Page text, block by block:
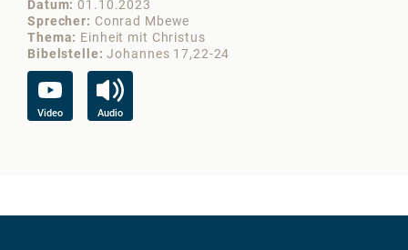
Datum 01.10.2023
Sprecher
Conrad Mbewe
Thema
Einheit mit Christus
Bibelstelle
Johannes 17,22-24
Video Audio